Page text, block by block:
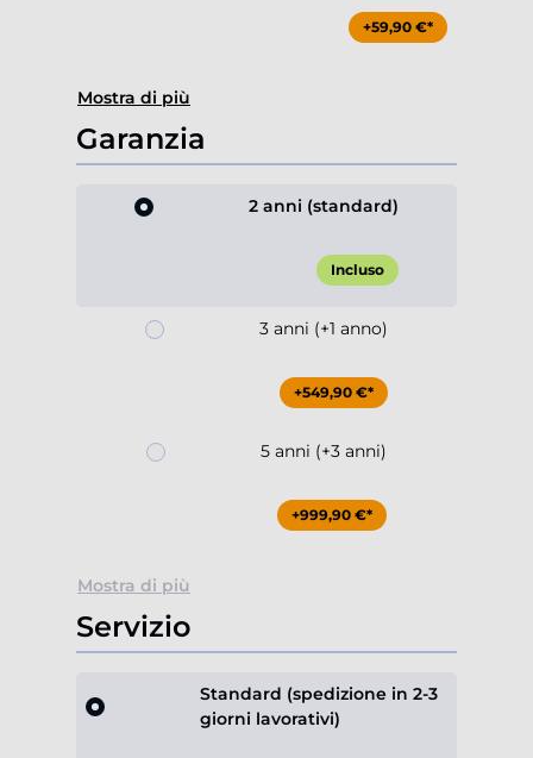
+59,90 €*
Mostra di più
Garanzia
2 anni (standard)
Incluso
3 anni (+1 anno)
+549,90 €*
5 anni (+3 anni)
+999,90 €*
Mostra di più
Servizio
Standard (spedizione in 2-3
giorni lavorativi)